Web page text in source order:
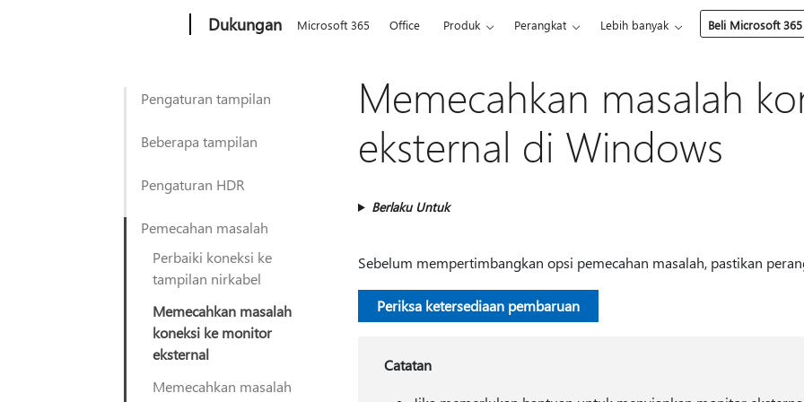
Dukungan Microsoft 365 Office Produk Perangkat Lebih banyak Beli Microsoft 365
Pengaturan tampilan
Beberapa tampilan
Pengaturan HDR
Pemecahan masalah
Perbaiki koneksi ke
tampilan nirkabel
Memecahkan masalah
koneksi ke monitor
eksternal
Memecahkan masalah
Memecahkan masalah
eksternal di Windows
Berlaku Untuk
Sebelum mempertimbangkan opsi pemecahan masalah, pastikan
Periksa ketersediaan pembaruan
Catatan